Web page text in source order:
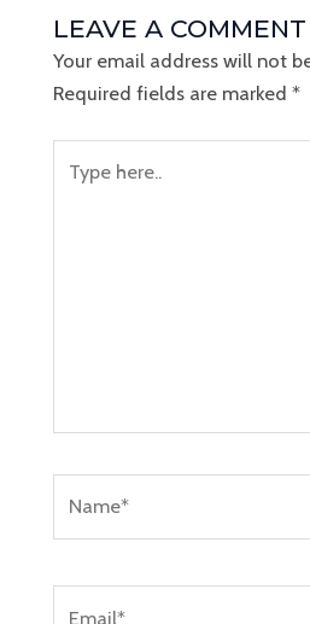
LEAVE A COMMENT
Your email address will not
Required fields are marked *
here..